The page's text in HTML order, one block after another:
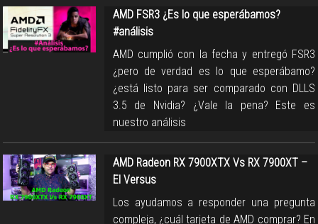
AMD FSR3 ¿Es lo que esperábamos?
#análisis
AMD cumplió con la fecha y entregó FSR3
¿pero de verdad es lo que esperábamo?
¿está listo para ser comparado con DLLS
3.5 de Nvidia? ¿Vale la pena? Este es
nuestro análisis
AMD Radeon RX 7900XTX Vs RX 7900XT –
El Versus
Los ayudamos a responder una pregunta
compleja, ¿cuál tarjeta de AMD comprar? En